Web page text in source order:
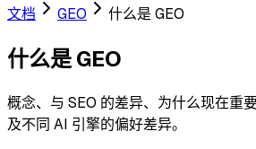
文档
GEO 什么是 GEO
什么是 GEO
概念、与 SEO 的差异、为什么现在重
及不同 AI 引擎的偏好差异。